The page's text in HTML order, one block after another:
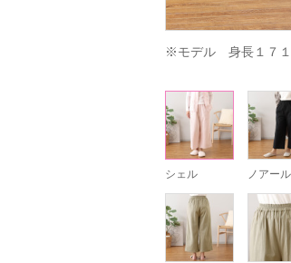
※モデル　身長１７
シェル ノアール